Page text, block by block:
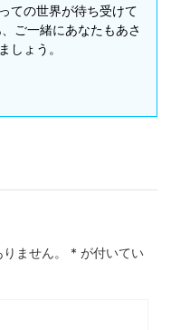
ての世界が待ち受けて
ご一緒にあなたもあさ
しょう。
ません。 * が付いてい